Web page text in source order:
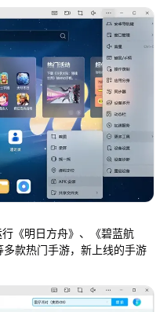
《明日方舟》、《碧蓝航
款热门手游，新上线的手游